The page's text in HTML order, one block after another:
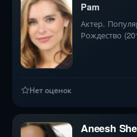
Pam
Актер.
Рождество
Нет оценок
Aneesh